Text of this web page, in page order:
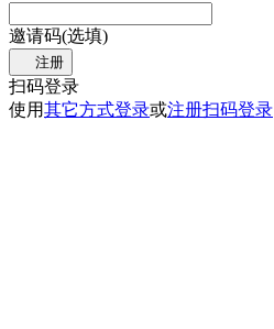
邀请码(选填)
注册
扫码登录
使用其它方式登录或注册扫码登录